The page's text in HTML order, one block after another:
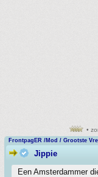
•
FrontpagER /Mod / Grootste
Jippie
Een Amsterdammer